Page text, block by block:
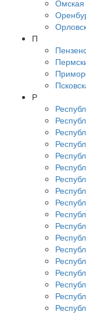
Омская
П
Р